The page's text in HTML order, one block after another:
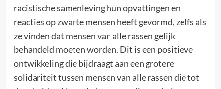
racistische samenleving hun opvattingen en
reacties op zwarte mensen heeft gevormd, zelfs als
ze vinden dat mensen van alle rassen gelijk
behandeld moeten worden. Dit is een positieve
ontwikkeling die bijdraagt aan een grotere
solidariteit tussen mensen van alle rassen die tot